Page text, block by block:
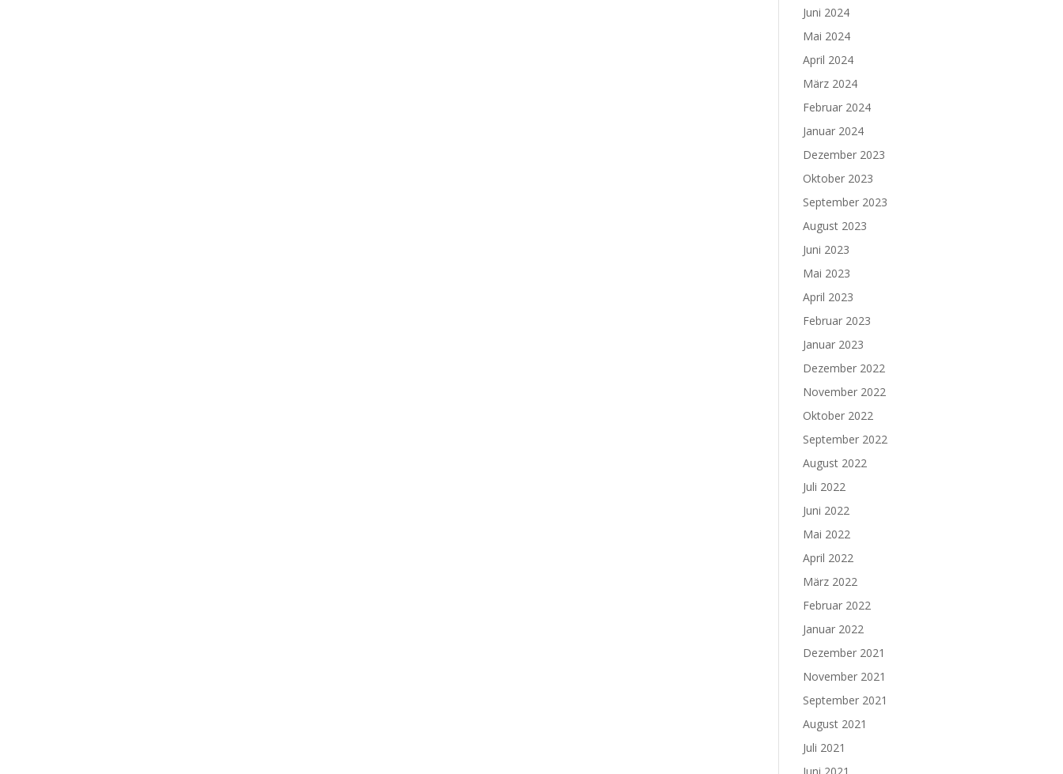
Juni 2024
Mai 2024
April 2024
März 2024
Februar 2024
Januar 2024
Dezember 2023
Oktober 2023
September 2023
August 2023
Juni 2023
Mai 2023
April 2023
Februar 2023
Januar 2023
Dezember 2022
November 2022
Oktober 2022
September 2022
August 2022
Juli 2022
Juni 2022
Mai 2022
April 2022
März 2022
Februar 2022
Januar 2022
Dezember 2021
November 2021
September 2021
August 2021
Juli 2021